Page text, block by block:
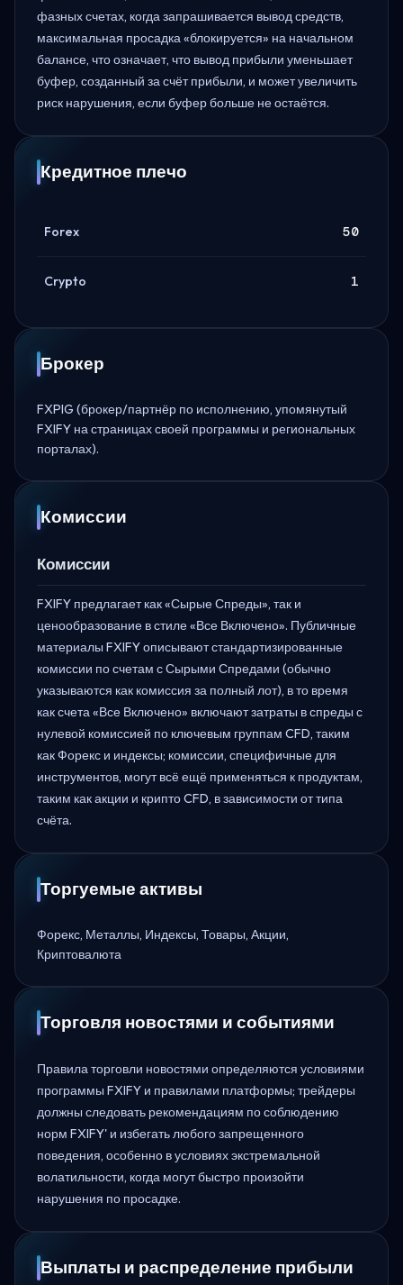
фазных счетах, когда запрашивается вывод средств,
максимальная просадка «блокируется» на начальном
балансе, что означает, что вывод прибыли уменьшает
буфер, созданный за счёт прибыли, и может увеличить
риск нарушения, если буфер больше не остаётся.
Кредитное плечо
Forex 50
Crypto 1
Брокер
FXPIG (брокер/партнёр по исполнению, упомянутый
FXIFY на страницах своей программы и региональных
порталах).
Комиссии
Комиссии
FXIFY предлагает как «Сырые Спреды», так и
ценообразование в стиле «Все Включено». Публичные
материалы FXIFY описывают стандартизированные
комиссии по счетам с Сырыми Спредами (обычно
указываются как комиссия за полный лот), в то время
как счета «Все Включено» включают затраты в спреды с
нулевой комиссией по ключевым группам CFD, таким
как Форекс и индексы; комиссии, специфичные для
инструментов, могут всё ещё применяться к продуктам,
таким как акции и крипто CFD, в зависимости от типа
счёта.
Торгуемые активы
Форекс, Металлы, Индексы, Товары, Акции,
Криптовалюта
Торговля новостями и событиями
Правила торговли новостями определяются условиями
программы FXIFY и правилами платформы; трейдеры
должны следовать рекомендациям по соблюдению
норм FXIFY' и избегать любого запрещенного
поведения, особенно в условиях экстремальной
волатильности, когда могут быстро произойти
нарушения по просадке.
Выплаты и распределение прибыли